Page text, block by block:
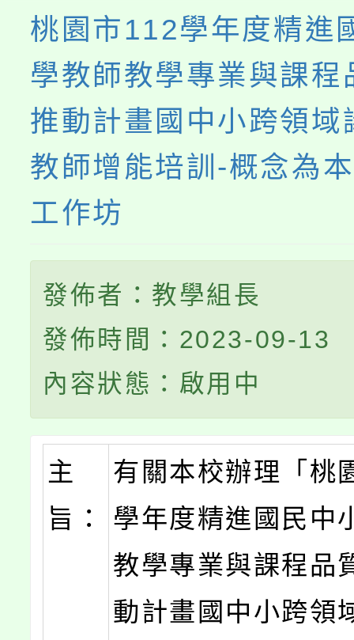
系所師生報名參加。
桃園市112學年度精進
學教師教學專業與課程
推動計畫國中小跨領域
教師增能培訓-概念為
工作坊
發佈者：教學組長
發佈時間：2023-09-13
內容狀態：啟用中
主
旨：
有關本校辦理「桃
學年度精進國民中
教學專業與課程品
動計畫國中小跨領